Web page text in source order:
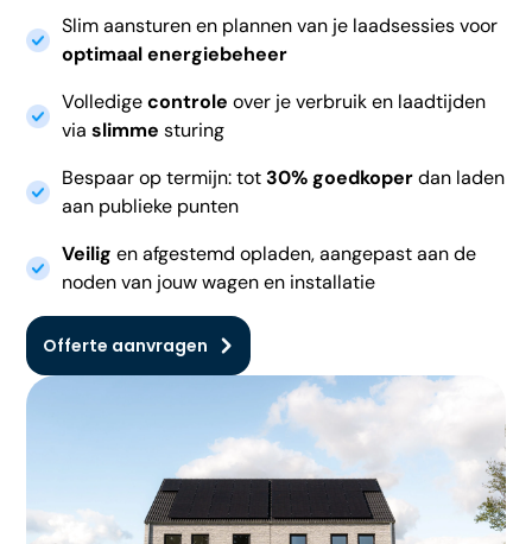
Slim aansturen en plannen van je laadsessies voor
optimaal energiebeheer
Volledigecontrole over je verbruik en laadtijden
viaslimme sturing
Bespaar op termijn: tot30% goedkoperdan laden
aan publieke punten
Veilig en afgestemd opladen, aangepast aan de
noden van jouw wagen en installatie
Offerte aanvragen